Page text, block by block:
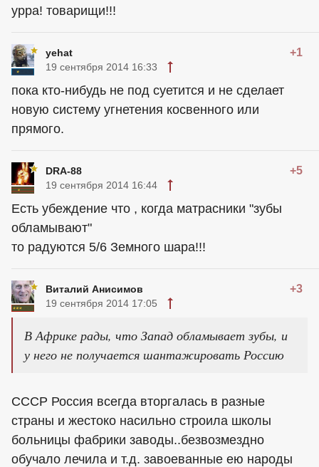
урра! товарищи!!!
yehat +1
19 сентября 2014 16:33
пока кто-нибудь не под суетится и не сделает
новую систему угнетения косвенного или
прямого.
DRA-88 +5
19 сентября 2014 16:44
Есть убеждение что , когда матрасники "зубы
обламывают"
то радуются 5/6 Земного шара!!!
Виталий Анисимов +3
19 сентября 2014 17:05
В Африке рады, что Запад обламывает зубы, и
у него не получается шантажировать Россию
СССР Россия всегда вторгалась в разные
страны и жестоко насильно строила школы
больницы фабрики заводы..безвозмездно
обучало лечила и т.д. завоеванные ею народы